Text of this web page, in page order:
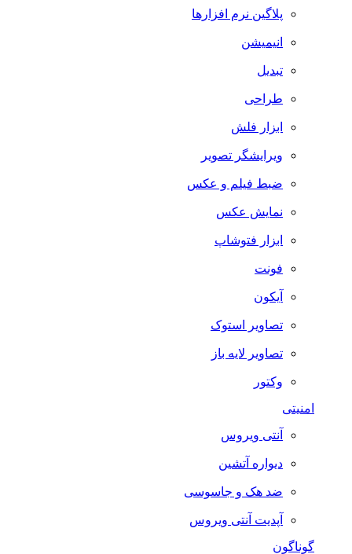
پلاگین نرم افزارها
انیمیشن
تبدیل
طراحی
ابزار فلش
ویرایشگر تصویر
ضبط فيلم و عكس
نمایش عکس
ابزار فتوشاپ
فونت
آیکون
تصاویر استوک
تصاویر لایه باز
وکتور
امنیتی
آنتی ویروس
دیواره آتشین
ضد هک و جاسوسی
آپدیت آنتی ویروس
گوناگون